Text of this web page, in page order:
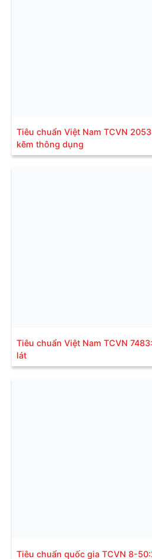
Tiêu chuẩn Việt Nam TCVN
kẽm thông dụng
Tiêu chuẩn Việt Nam TCVN
lát
Tiêu chuẩn quốc gia TCVN 8-